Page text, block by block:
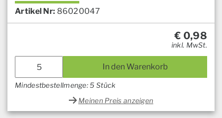
Artikel Nr: 86020047
€ 0,98
inkl. MwSt.
In den Warenkorb
Mindestbestellmenge: 5 Stück
Meinen Preis anzeigen